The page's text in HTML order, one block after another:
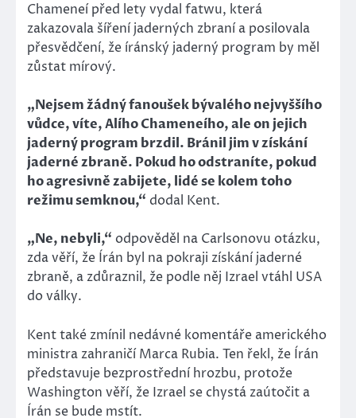
Chameneí před lety vydal fatwu, která
zakazovala šíření jaderných zbraní a posilovala
přesvědčení, že íránský jaderný program by měl
zůstat mírový.
„Nejsem žádný fanoušek bývalého nejvyššího
vůdce, víte, Alího Chameneího, ale on jejich
jaderný program brzdil. Bránil jim v získání
jaderné zbraně. Pokud ho odstraníte, pokud
ho agresivně zabijete, lidé se kolem toho
režimu semknou,“ dodal Kent.
„Ne, nebyli,“ odpověděl na Carlsonovu otázku,
zda věří, že Írán byl na pokraji získání jaderné
zbraně, a zdůraznil, že podle něj Izrael vtáhl USA
do války.
Kent také zmínil nedávné komentáře amerického
ministra zahraničí Marca Rubia. Ten řekl, že Írán
představuje bezprostřední hrozbu, protože
Washington věří, že Izrael se chystá zaútočit a
Írán se bude mstít.